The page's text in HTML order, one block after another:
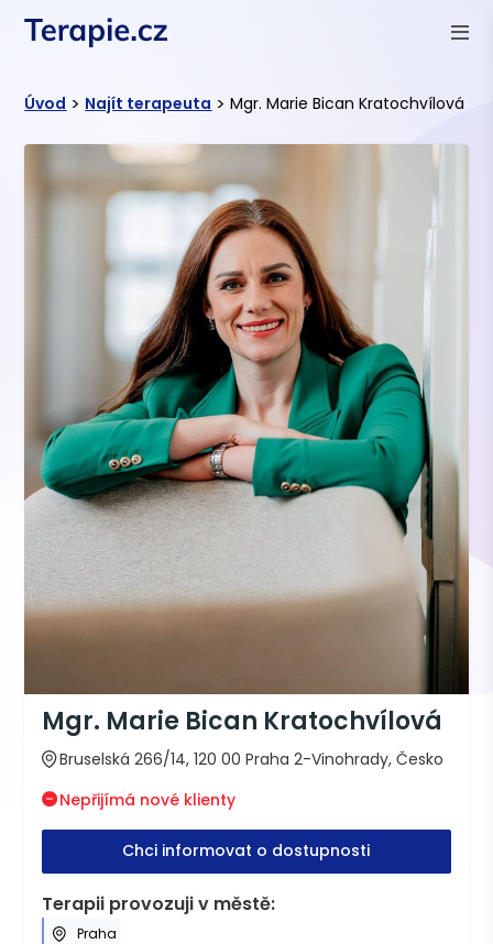
Úvod > Najít terapeuta > Mgr. Marie Bican Kratochvílová
Mgr. Marie Bican Kratochvílová
Bruselská 266/14, 120 00 Praha 2-Vinohrady, Česko
Nepřijímá nové klienty
Chci informovat o dostupnosti
Terapii provozuji v městě:
Praha